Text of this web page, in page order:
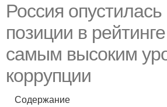
Россия
позиции в
самым высоким
коррупции
Содержание